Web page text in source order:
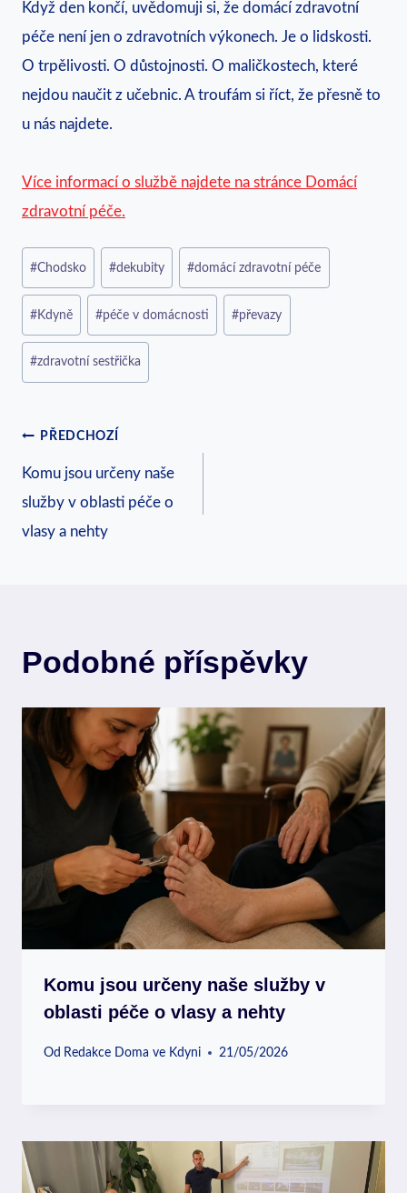
Když den končí, uvědomuji si, že domácí zdravotní
péče není jen o zdravotních výkonech. Je o lidskosti.
O trpělivosti. O důstojnosti. O maličkostech, které
nejdou naučit z učebnic. A troufám si říct, že přesně to
u nás najdete.
Více informací o službě najdete na stránce Domácí
zdravotní péče.
Štítky
příspěvků:
#Chodsko #dekubity #domácí zdravotní péče
#Kdyně #péče v domácnosti #převazy
#zdravotní sestřička
Navigace
pro
příspěvek
PŘEDCHOZÍ
Komu jsou určeny naše
služby v oblasti péče o
vlasy a nehty
Podobné příspěvky
Komu jsou určeny naše služby v
oblasti péče o vlasy a nehty
Od Redakce Doma ve Kdyni 21/05/2026